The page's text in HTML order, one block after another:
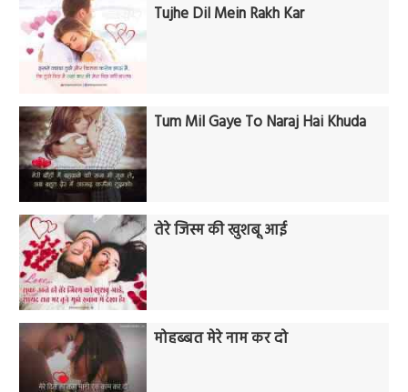
Tujhe Dil Mein Rakh Kar
Tum Mil Gaye To Naraj Hai Khuda
तेरे जिस्म की खुशबू आई
मोहब्बत मेरे नाम कर दो